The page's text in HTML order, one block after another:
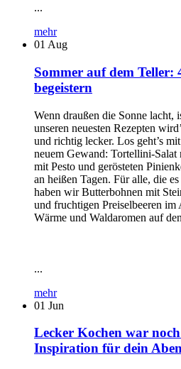
...
mehr
01 Aug
Sommer auf dem Teller:
begeistern
Wenn draußen die Sonne lacht,
unseren neuesten Rezepten
und richtig lecker. Los geht’s
neuem Gewand: Tortellini-
mit Pesto und gerösteten
an heißen Tagen. Für alle, die
haben wir Butterbohnen mit
und fruchtigen Preiselbeeren
Wärme und Waldaromen auf
...
mehr
01 Jun
Lecker Kochen war
Inspiration für dein